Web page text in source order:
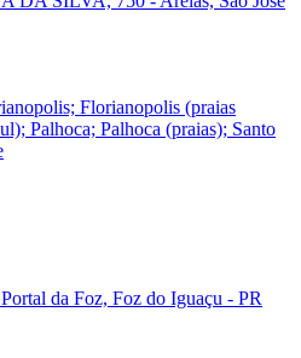
Florianopolis (praias
Palhoca; Palhoca (praias); Santo
da Foz, Foz do Iguaçu - PR